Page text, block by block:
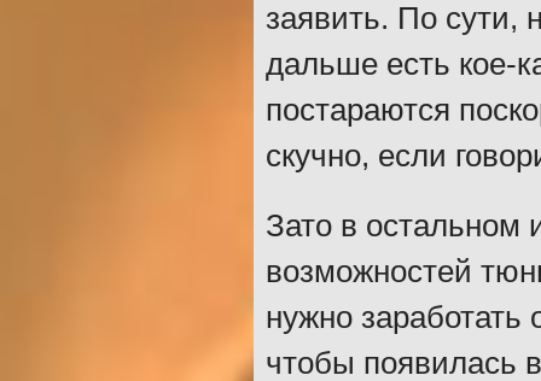
заявить. По сути,
дальше есть кое-
постараются
скучно, если
Зато в остальном
возможностей
нужно заработать
чтобы появилась